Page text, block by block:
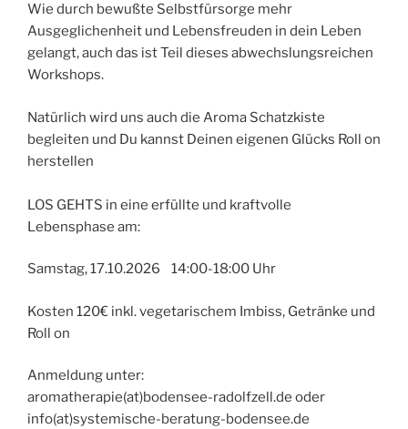
Wie durch bewußte Selbstfürsorge mehr
Ausgeglichenheit und Lebensfreuden in dein Leben
gelangt, auch das ist Teil dieses abwechslungsreichen
Workshops.
Natürlich wird uns auch die Aroma Schatzkiste
begleiten und Du kannst Deinen eigenen Glücks Roll on
herstellen
LOS GEHTS in eine erfüllte und kraftvolle
Lebensphase am:
Samstag, 17.10.2026 14:00-18:00 Uhr
Kosten 120€ inkl. vegetarischem Imbiss, Getränke und
Roll on
Anmeldung unter:
aromatherapie(at)bodensee-radolfzell.de oder
info(at)systemische-beratung-bodensee.de